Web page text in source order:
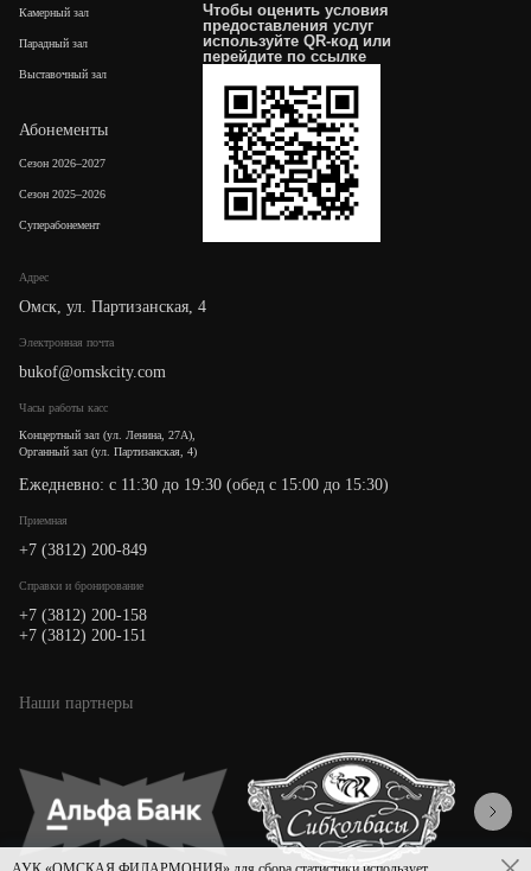
Адрес
Омск, ул. Партизанская, 4
Электронная почта
bukof@omskcity.com
Часы работы касс
Концертный зал (ул. Ленина, 27А),
Органный зал (ул. Партизанская, 4)
Ежедневно: с 11:30 до 19:30 (обед с 15:00 до 15:30)
Приемная
+7 (3812) 200-849
Cправки и бронирование
+7 (3812) 200-158
+7 (3812) 200-151
Камерный зал
Парадный зал
Выставочный зал
Абонементы
Сезон 2026–2027
Сезон 2025–2026
Суперабонемент
Чтобы оценить условия
предоставления услуг
используйте QR-код или
перейдите по ссылке
Наши партнеры